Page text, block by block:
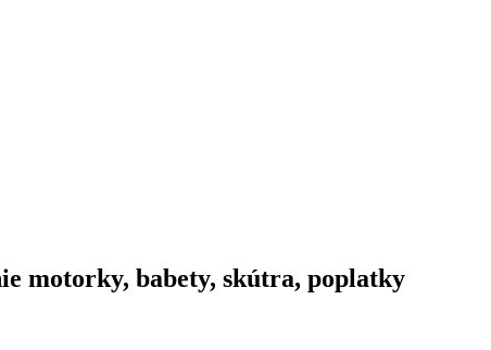
motorky, babety, skútra, poplatky